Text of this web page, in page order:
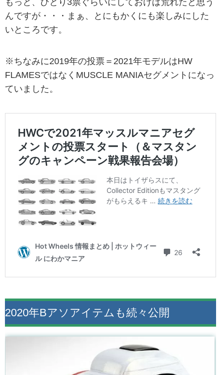
もっと、ひとり3票ぐらいにしておけば荒れたと思う
んですが・・・まぁ、とにもかくにも楽しみにした
いところです。
※ちなみに2019年の投票＝2021年モデルはHW
FLAMESではなくMUSCLE MANIAセグメントになっ
ていました。
2020年Bアソアイテムも続々公開